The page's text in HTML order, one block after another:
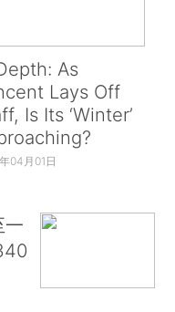
As
Lays Off
Is Its ‘Winter’
04月01日
一